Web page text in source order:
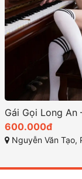
600.000đ
Nguyễn Văn Tạo, Phường 4,